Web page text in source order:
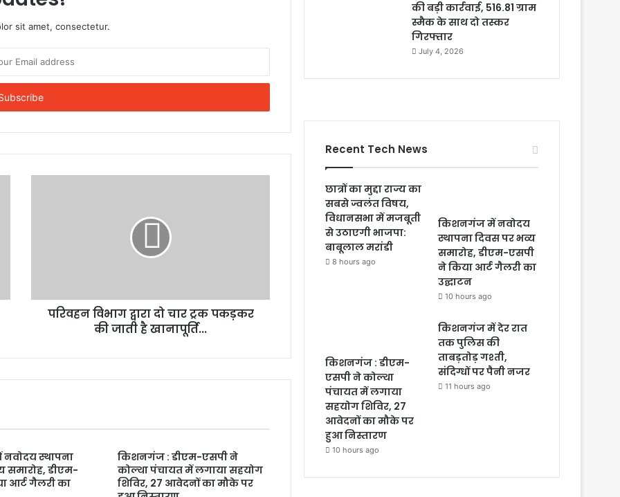
sit amet, consectetur.
परिवहन विभाग द्वारा दो चार ट्रक पकड़कर
की जाती है खानापूर्ति...
स्थापना
समारोह, डीएम-
आर्ट गैलरी का
किशनगंज : डीएम-एसपी ने
कोल्था पंचायत में लगाया सहयोग
शिविर, 27 आवेदनों का मौके पर
की बड़ी कार्रवाई, 516.81 ग्राम
स्मैक के साथ दो तस्कर
गिरफ्तार
July 4, 2026
Recent Tech News
छात्रों का मुद्दा राज्य का
सबसे ज्वलंत विषय,
विधानसभा में मजबूती
से उठाएगी भाजपा:
बाबूलाल मरांडी
8 hours ago
किशनगंज में नवोदय
स्थापना दिवस पर भव्य
समारोह, डीएम-एसपी
ने किया आर्ट गैलरी का
उद्घाटन
10 hours ago
किशनगंज : डीएम-
एसपी ने कोल्था
पंचायत में लगाया
सहयोग शिविर, 27
आवेदनों का मौके पर
हुआ निस्तारण
10 hours ago
किशनगंज में देर रात
तक पुलिस की
ताबड़तोड़ गश्ती,
संदिग्धों पर पैनी नजर
11 hours ago